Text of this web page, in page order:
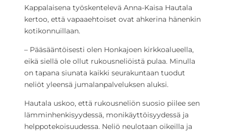
Kappalaisena työskentelevä Anna-Kaisa Hautala
kertoo, että vapaaehtoiset ovat ahkerina hänenkin
kotikonnuillaan.
– Pääsääntöisesti olen Honkajoen kirkkoalueella,
eikä siellä ole ollut rukousneliöistä pulaa. Minulla
on tapana siunata kaikki seurakuntaan tuodut
neliöt yleensä jumalanpalveluksen aluksi.
Hautala uskoo, että rukousneliön suosio piilee sen
lämminhenkisyydessä, monikäyttöisyydessä ja
helppotekoisuudessa. Neliö neulotaan oikeilla ja